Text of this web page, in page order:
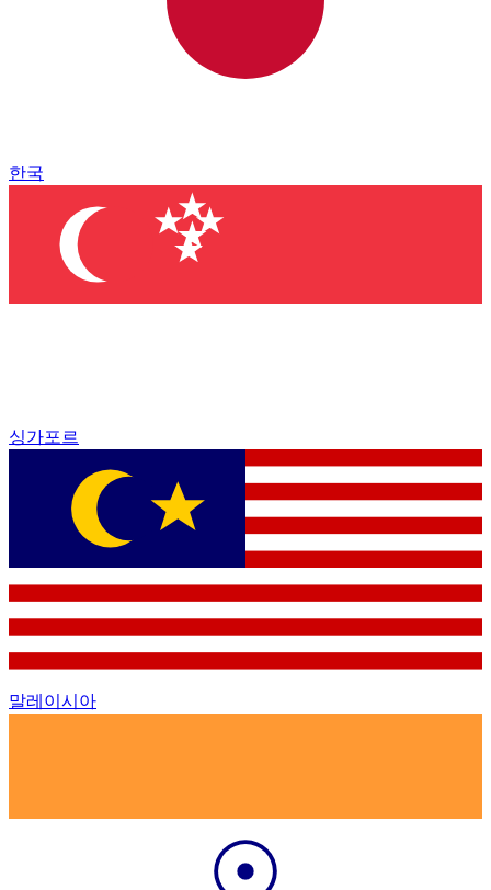
한국
싱가포르
말레이시아